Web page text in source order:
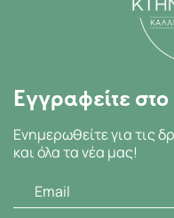
Εγγραφείτε
Ενημερωθείτε για τις
και όλα τα νέα μας!